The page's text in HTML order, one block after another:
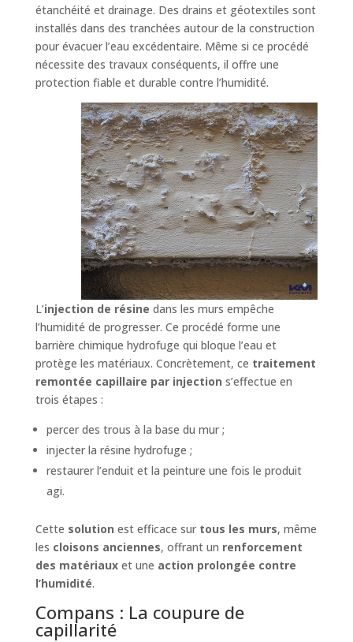
étanchéité et drainage. Des drains et géotextiles sont
installés dans des tranchées autour de la construction
pour évacuer l’eau excédentaire. Même si ce procédé
nécessite des travaux conséquents, il offre une
protection fiable et durable contre l’humidité.
L’injection de résine dans les murs empêche
l’humidité de progresser. Ce procédé forme une
barrière chimique hydrofuge qui bloque l’eau et
protège les matériaux. Concrètement, ce traitement
remontée capillaire par injection s’effectue en
trois étapes :
percer des trous à la base du mur ;
injecter la résine hydrofuge ;
restaurer l’enduit et la peinture une fois le produit
agi.
Cette solution est efficace sur tous les murs, même
les cloisons anciennes, offrant un renforcement
des matériauxet une action prolongée contre
l’humidité.
Compans : La coupure de
capillarité